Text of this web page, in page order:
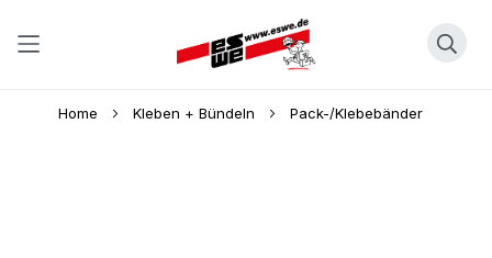
Home Kleben + Bündeln Pack-/Klebebänder